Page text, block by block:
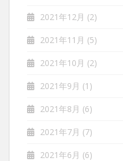
2021年12月 (2)
2021年11月 (5)
2021年10月 (2)
2021年9月 (1)
2021年8月 (6)
2021年7月 (7)
2021年6月 (6)